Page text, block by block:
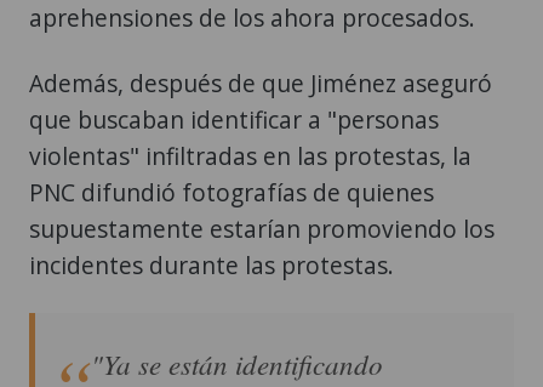
aprehensiones de los ahora procesados.
Además, después de que Jiménez aseguró
que buscaban identificar a "personas
violentas" infiltradas en las protestas, la
PNC difundió fotografías de quienes
supuestamente estarían promoviendo los
incidentes durante las protestas.
"Ya se están identificando